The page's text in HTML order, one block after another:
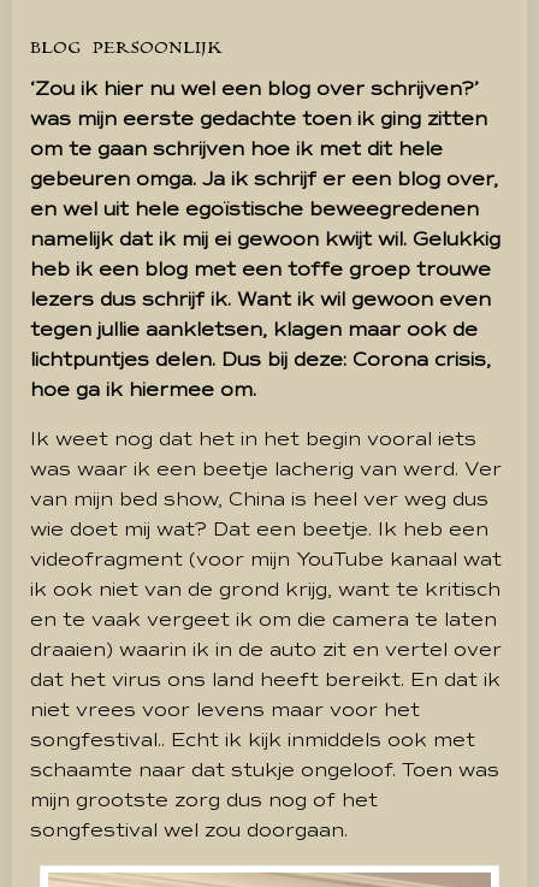
BLOG PERSOONLIJK
‘Zou ik hier nu wel een blog over schrijven?’
was mijn eerste gedachte toen ik ging zitten
om te gaan schrijven hoe ik met dit hele
gebeuren omga. Ja ik schrijf er een blog over,
en wel uit hele egoïstische beweegredenen
namelijk dat ik mij ei gewoon kwijt wil. Gelukkig
heb ik een blog met een toffe groep trouwe
lezers dus schrijf ik. Want ik wil gewoon even
tegen jullie aankletsen, klagen maar ook de
lichtpuntjes delen. Dus bij deze: Corona crisis,
hoe ga ik hiermee om.
Ik weet nog dat het in het begin vooral iets
was waar ik een beetje lacherig van werd. Ver
van mijn bed show, China is heel ver weg dus
wie doet mij wat? Dat een beetje. Ik heb een
videofragment (voor mijn YouTube kanaal wat
ik ook niet van de grond krijg, want te kritisch
en te vaak vergeet ik om die camera te laten
draaien) waarin ik in de auto zit en vertel over
dat het virus ons land heeft bereikt. En dat ik
niet vrees voor levens maar voor het
songfestival.. Echt ik kijk inmiddels ook met
schaamte naar dat stukje ongeloof. Toen was
mijn grootste zorg dus nog of het
songfestival wel zou doorgaan.